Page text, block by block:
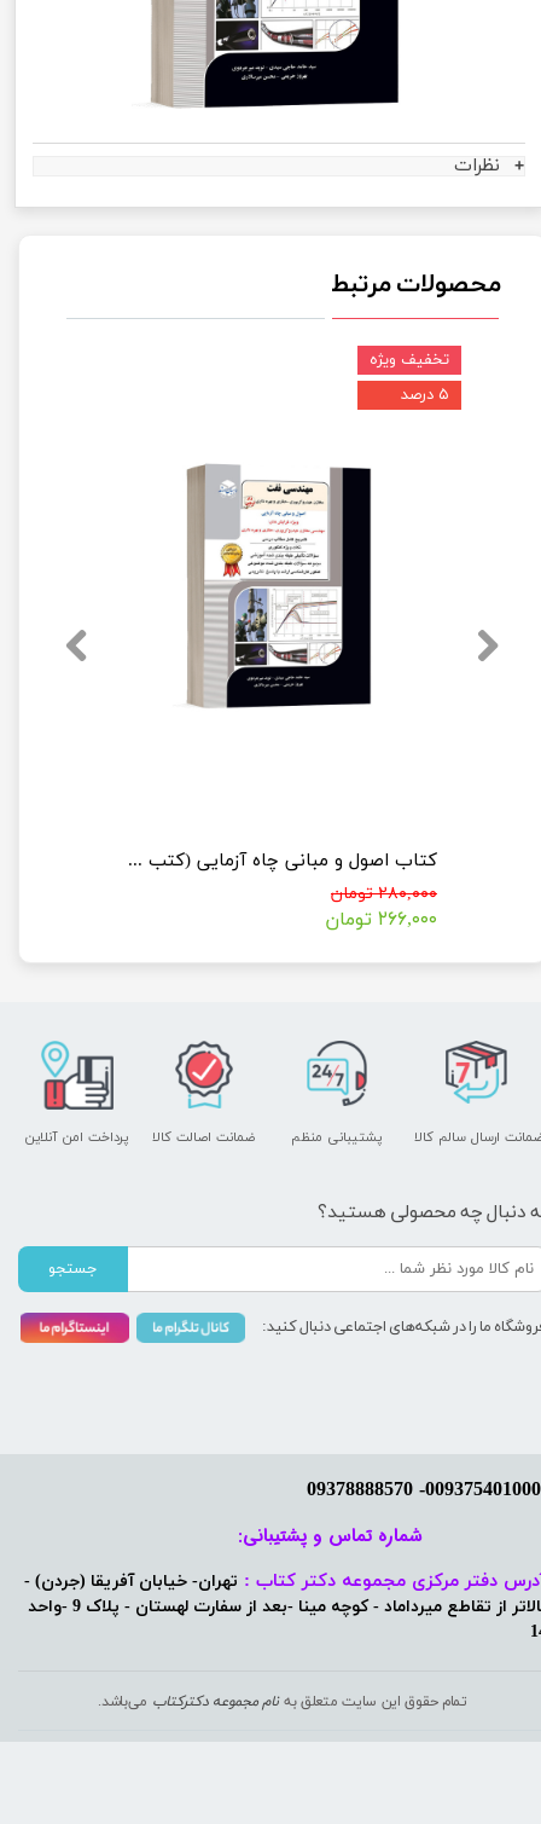
نظرات
محصولات مرتبط
کتاب اصول و مبانی چاه آزمایی (کتب ویژه کنکور دکتری مهندسی نفت)
۲۸۰,۰۰۰ تومان
۲۶۶,۰۰۰ تومان
تخفیف ویژه
۵ درصد
دفتر مرکزی مجموعه دکتر کتاب : تهران- خیابان آفریقا (جردن) -
بالاتر از تقاطع میرداماد - کوچه مینا -بعد از سفارت لهستان - پلاک 9 -واحد
تمام حقوق این سایت متعلق بهنام مجموعه دکترکتاب می‌باشد.
شماره تماس و پشتیبانی: ​​​​​​​
پشتیبانی منظم پرداخت امن آنلاین ارسال سالم کالا ضمانت اصالت کالا
دنبال چه محصولی هستید؟
جستجو
ما را در شبکه‌های اجتماعی دنبال کنید: